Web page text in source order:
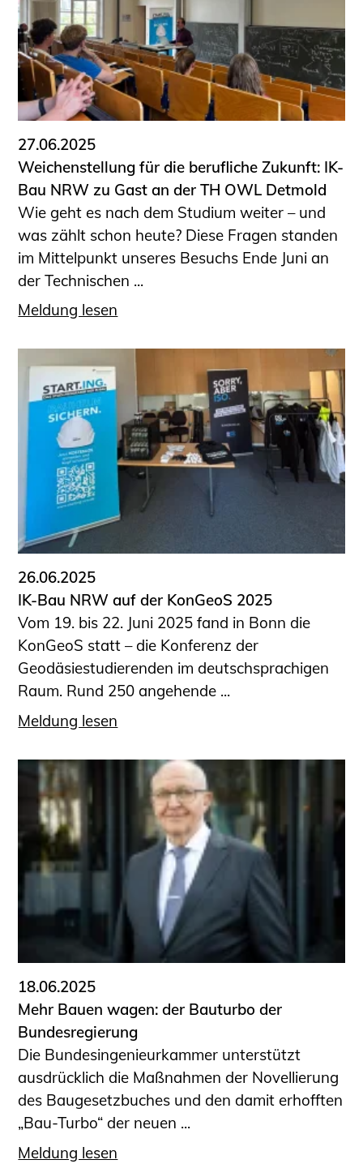
27.06.2025
Weichenstellung für die berufliche Zukunft: IK-
Bau NRW zu Gast an der TH OWL Detmold
Wie geht es nach dem Studium weiter – und
was zählt schon heute? Diese Fragen standen
im Mittelpunkt unseres Besuchs Ende Juni an
der Technischen ...
Meldung lesen
26.06.2025
IK-Bau NRW auf der KonGeoS 2025
Vom 19. bis 22. Juni 2025 fand in Bonn die
KonGeoS statt – die Konferenz der
Geodäsiestudierenden im deutschsprachigen
Raum. Rund 250 angehende ...
Meldung lesen
18.06.2025
Mehr Bauen wagen: der Bauturbo der
Bundesregierung
Die Bundesingenieurkammer unterstützt
ausdrücklich die Maßnahmen der Novellierung
des Baugesetzbuches und den damit erhofften
„Bau-Turbo“ der neuen ...
Meldung lesen